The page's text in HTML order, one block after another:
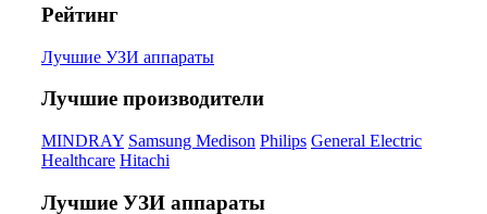
Рейтинг
Лучшие УЗИ аппараты
Лучшие производители
MINDRAY Samsung Medison Philips General Electric
Healthcare Hitachi
Лучшие УЗИ аппараты